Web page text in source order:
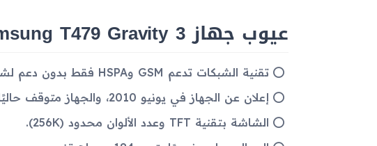
عيوب جهاز Samsung T479 Gravity 3
تقنية الشبكات تدعم GSM وHSPA فقط بدون دعم لشبكات الأجيال الأحدث مثل 4G أو 5G.
إعلان عن الجهاز في يونيو 2010، والجهاز متوقف حاليًا عن الإنتاج.
الشاشة بتقنية TFT وعدد الألوان محدود (256K).